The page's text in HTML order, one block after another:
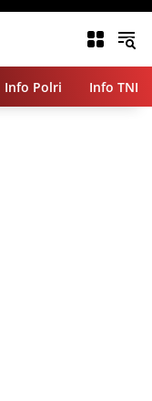
Info Polri Info TNI